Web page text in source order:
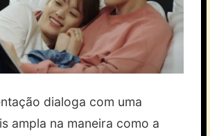
dialoga com uma
ampla na maneira como a